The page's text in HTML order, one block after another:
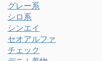
グレー系
シロ系
シンエイ
セオアルファ
チェック